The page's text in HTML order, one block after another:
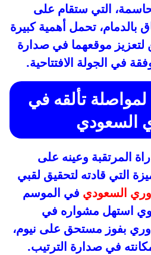
التي ستقام على
بالدمام، تحمل أهمية كبيرة
لتعزيز موقعهما في صدارة
في الجولة الافتتاحية.
تألقه في
السعودي
المرتقبة وعينه على
التي قادته لتحقيق لقبي
السعودي في الموسم
استهل مشواره في
بفوز مستحق على نيوم،
في صدارة الترتيب.